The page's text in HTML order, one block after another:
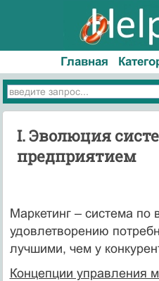
Главная
I. Эволюция
предприятием
Маркетинг – система
удовлетворению
лучшими, чем у
Концепции управления